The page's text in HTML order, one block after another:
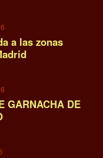
a las zonas
GARNACHA DE